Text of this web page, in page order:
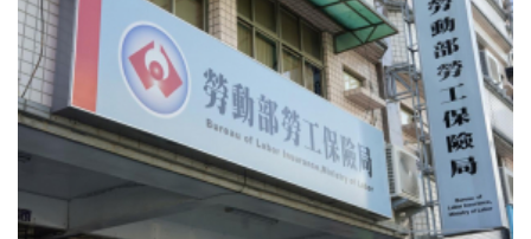
考細節。他終於明白，比起免費、打折的小聰明，注重細節、接待
客人，讓他們想再來，事業才能長久經營。